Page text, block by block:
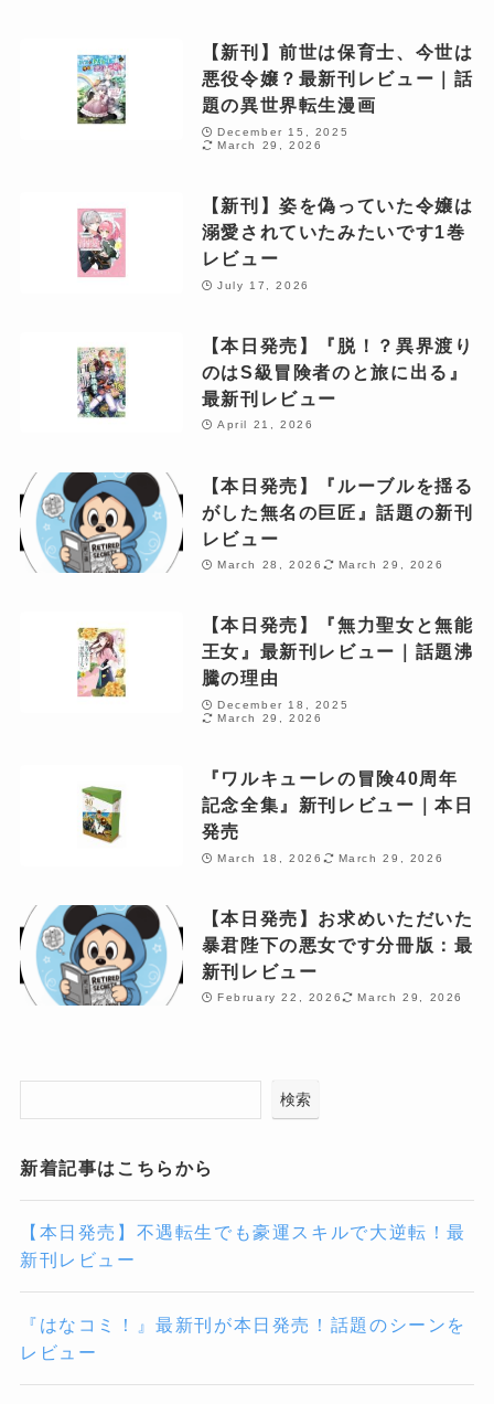
【新刊】前世は保育士、今世は
悪役令嬢？最新刊レビュー｜話
題の異世界転生漫画
December 15, 2025
March 29, 2026
【新刊】姿を偽っていた令嬢は
溺愛されていたみたいです1巻
レビュー
July 17, 2026
【本日発売】『脱！？異界渡り
のはS級冒険者のと旅に出る』
最新刊レビュー
April 21, 2026
【本日発売】『ルーブルを揺る
がした無名の巨匠』話題の新刊
レビュー
March 28, 2026 March 29, 2026
【本日発売】『無力聖女と無能
王女』最新刊レビュー｜話題沸
騰の理由
December 18, 2025
March 29, 2026
『ワルキューレの冒険40周年
記念全集』新刊レビュー｜本日
発売
March 18, 2026 March 29, 2026
【本日発売】お求めいただいた
暴君陛下の悪女です分冊版：最
新刊レビュー
February 22, 2026 March 29, 2026
検索
新着記事はこちらから
【本日発売】不遇転生でも豪運スキルで大逆転！最
新刊レビュー
『はなコミ！』最新刊が本日発売！話題のシーンを
レビュー